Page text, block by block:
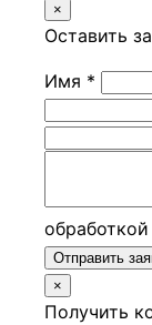
×
Оставить
Имя *
Отправить
×
Получить